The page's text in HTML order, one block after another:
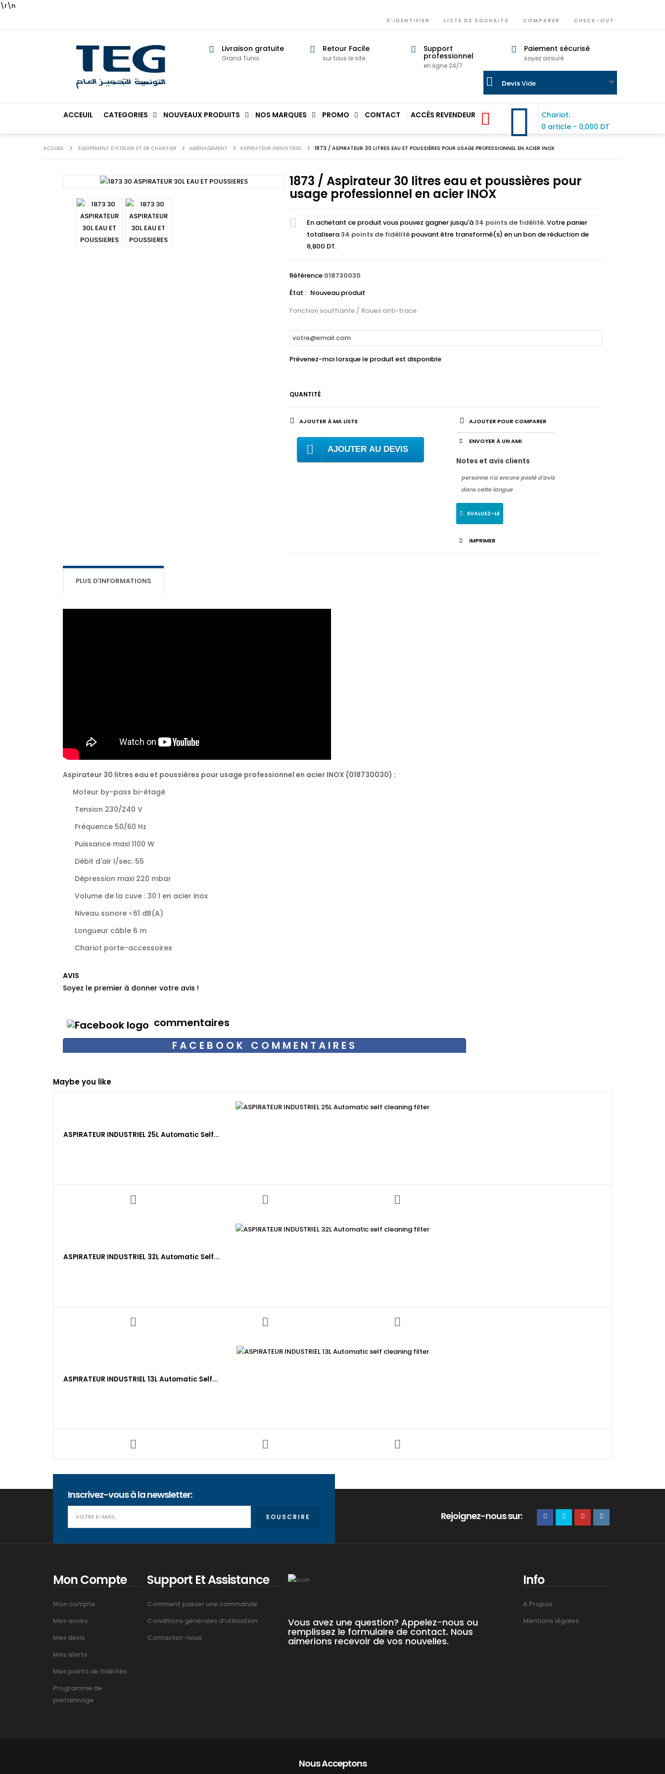
\r\n
S'IDENTIFIER LISTE DE SOUHAITS COMPARER CHECK-OUT
Livraison gratuite
Grand Tunis
Retour Facile
sur tous le site.
Support
professionnel
en ligne 24/7
Paiement sécurisé
soyez assuré
ACCEUIL CATEGORIES NOUVEAUX PRODUITS NOS MARQUES PROMO CONTACT ACCÈS REVENDEUR
Chariot:
0 article - 0,000 DT
DevisVide
ACCUEIL EQUIPEMENT D'ATELIER ET DE CHANTIER AMÉNAGEMENT ASPIRATEUR INDUSTRIEL 1873 / ASPIRATEUR 30 LITRES EAU ET POUSSIÈRES POUR USAGE PROFESSIONNEL EN ACIER INOX
1873 / Aspirateur 30 litres eau et poussières pour
usage professionnel en acier INOX
En achetant ce produit vous pouvez gagner jusqu'à34 points de fidélité. Votre panier
totalisera34 points de fidélité pouvant être transformé(s) en un bon de réduction de
6,800 DT.
Référence 018730030
État : Nouveau produit
Fonction soufflante / Roues anti-trace
Prévenez-moi lorsque le produit est disponible
QUANTITÉ
AJOUTER À MA LISTE
AJOUTER AU DEVIS
AJOUTER POUR COMPARER
ENVOYER À UN AMI
Notes et avis clients
personne n'a encore posté d'avis
dans cette langue
EVALUEZ-LE
IMPRIMER
PLUS D'INFORMATIONS
Aspirateur 30 litres eau et poussières pour usage professionnel en acier INOX (018730030) :
Moteur by-pass bi-étagé
Tension 230/240 V
Fréquence 50/60 Hz
Puissance maxi 1100 W
Débit d'air l/sec. 55
Dépression maxi 220 mbar
Volume de la cuve : 30 l en acier inox
Niveau sonore <61 dB(A)
Longueur câble 6 m
Chariot porte-accessoires
AVIS
Soyez le premier à donner votre avis !
commentaires
FACEBOOK COMMENTAIRES
Maybe you like
ASPIRATEUR INDUSTRIEL 25L Automatic Self...
ASPIRATEUR INDUSTRIEL 32L Automatic Self...
ASPIRATEUR INDUSTRIEL 13L Automatic Self...
Inscrivez-vous à la newsletter:
SOUSCRIRE Rejoignez-nous sur:
Mon Compte
Mon compte
Mes avoirs
Mes devis
Mes alerts
Mes points de fidélités
Programme de
parrainnage
Support Et Assistance
Comment passer une commande
Conditions générales d’utilisation
Contactez-nous
Vous avez une question? Appelez-nous ou
remplissez le formulaire de contact. Nous
aimerions recevoir de vos nouvelles.
Info
A Propos
Mentions légales
Nous Acceptons